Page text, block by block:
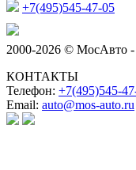
+7(495)545-47-05
2000-2026 © МосАвто -
КОНТАКТЫ
Телефон: +7(495)545-
Email: auto@mos-auto.ru